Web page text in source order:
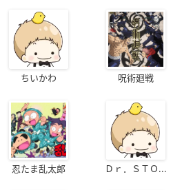
ちいかわ 呪術廻戦
忍たま乱太郎 Ｄｒ．ＳＴＯ...